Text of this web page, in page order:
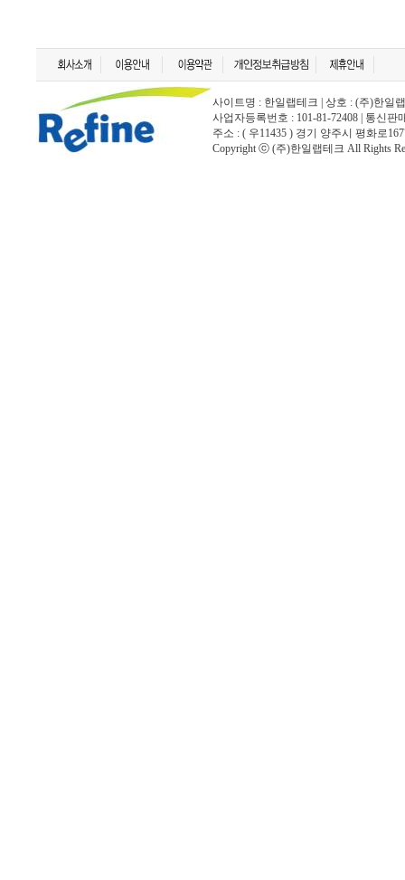
사이트명 : 한일랩테크 | 상호 : (주)한일
사업자등록번호 : 101-81-72408 | 통신
주소 : ( 우11435 ) 경기 양주시 평화로
Copyright ⓒ (주)한일랩테크 All Rights